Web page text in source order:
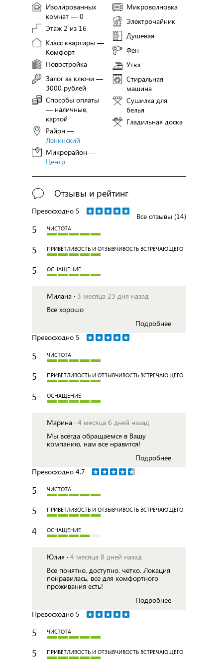
Изолированных
комнат — 0
Этаж 2 из 16
Класс квартиры —
Комфорт
Новостройка
Залог за ключи —
3000 рублей
Способы оплаты
— наличные,
картой
Район —
Ленинский
Микрорайон —
Центр
Микроволновка
Электрочайник
Душевая
Фен
Утюг
Стиральная
машина
Сушилка для
белья
Гладильная доска
Отзывы и рейтинг
Все отзывы (14)
Превосходно 5
5 ЧИСТОТА
5 ПРИВЕТЛИВОСТЬ И ОТЗЫВЧИВОСТЬ ВСТРЕЧАЮЩЕГО
5 ОСНАЩЕНИЕ
Милана · 3 месяца 23 дня назад
Все хорошо
Подробнее
Превосходно 5
5 ЧИСТОТА
5 ПРИВЕТЛИВОСТЬ И ОТЗЫВЧИВОСТЬ ВСТРЕЧАЮЩЕГО
5 ОСНАЩЕНИЕ
Марина · 4 месяца 6 дней назад
Мы всегда обращаемся в Вашу
компанию, нам все нравится!
Подробнее
Превосходно 4.7
5 ЧИСТОТА
5 ПРИВЕТЛИВОСТЬ И ОТЗЫВЧИВОСТЬ ВСТРЕЧАЮЩЕГО
4 ОСНАЩЕНИЕ
Юлия · 4 месяца 8 дней назад
Все понятно, доступно, четко. Локация
понравилась, все для комфортного
проживания есть!
Подробнее
Превосходно 5
5 ЧИСТОТА
5 ПРИВЕТЛИВОСТЬ И ОТЗЫВЧИВОСТЬ ВСТРЕЧАЮЩЕГО